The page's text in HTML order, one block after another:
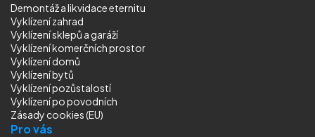
Demontáž a likvidace eternitu
Vyklízení zahrad
Vyklízení sklepů a garáží
Vyklízení komerčních prostor
Vyklízení domů
Vyklízení bytů
Vyklízení pozůstalostí
Vyklízenípo povodních
Zásady cookies (EU)
Pro vás